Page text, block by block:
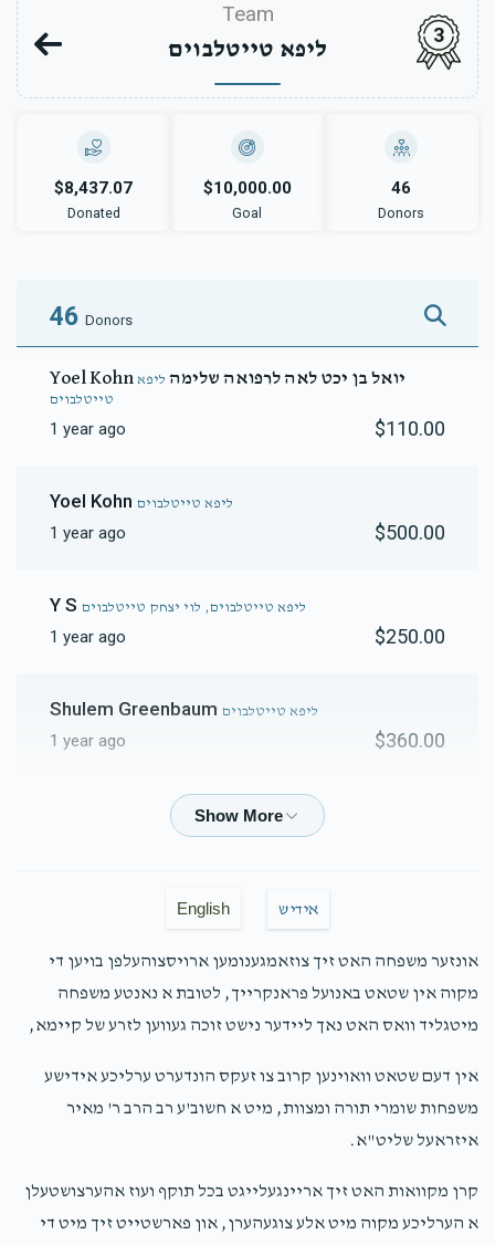
Team
ליפא טייטלבוים
3
$8,437.07
Donated
$10,000.00
Goal
46
Donors
46 Donors
Yoel Kohn יואל בן יכט לאה לרפואה שלימה ליפא
טייטלבוים
1 year ago $110.00
Yoel Kohn ליפא טייטלבוים
1 year ago $500.00
Y S ליפא טייטלבוים, לוי יצחק טייטלבוים
1 year ago $250.00
Shulem Greenbaum ליפא טייטלבוים
1 year ago $360.00
Berish Ekstein ליפא טייטלבוים
Moshe Silbersteinליפא טייטלבוים
1 year ago $100.00
1 year ago $100.00
English אידיש
אונזער משפחה האט זיך צוזאמגענומען ארויסצוהעלפן בויען די
מקוה אין שטאט באנועל פראנקרייך, לטובת א נאנטע משפחה
מיטגליד וואס האט נאך ליידער נישט זוכה געווען לזרע של קיימא,
אין דעם שטאט וואוינען קרוב צו זעקס הונדערט ערליכע אידישע
משפחות שומרי תורה ומצוות, מיט א חשוב'ע רב הרב ר' מאיר
איזראעל שליט"א.
קרן מקוואות האט זיך אריינגעלייגט בכל תוקף ועוז אהערצושטעלן
א הערליכע מקוה מיט אלע צוגעהערן, און פארשטייט זיך מיט די